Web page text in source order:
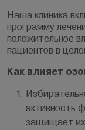
Наша клиника
программу
положительное
пациентов в
Как влияет
активность
защищает